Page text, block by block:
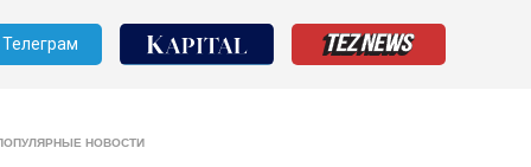
Телеграм
НОВОСТИ